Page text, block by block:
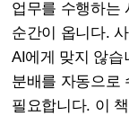
업무를 수행하는
순간이 옵니다.
AI에게 맞지 않습
분배를 자동으로
필요합니다. 이